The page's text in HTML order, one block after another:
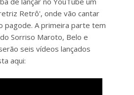
Retrô', onde vão cantar
pagode. A primeira parte tem
Sorriso Maroto, Belo e
seis vídeos lançados
aqui: